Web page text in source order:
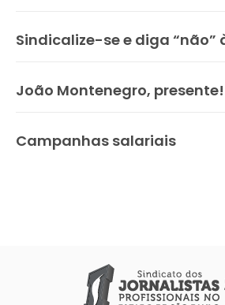
Sindicalize-se e diga “não”
João Montenegro, presente!
Campanhas salariais